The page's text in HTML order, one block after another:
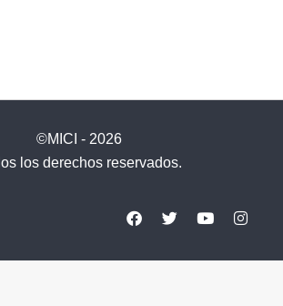
©MICI - 2026
los derechos reservados.